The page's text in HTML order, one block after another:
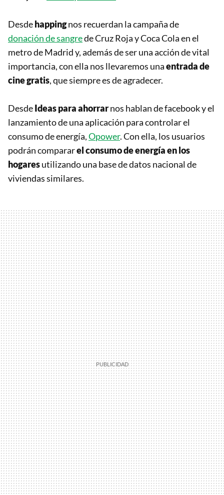
Desdehappingnos recuerdan la campaña de
donación de sangrede Cruz Roja y Coca Cola en el
metro de Madrid y, además de ser una acción de vital
importancia, con ella nos llevaremos unaentrada de
cine gratis, que siempre es de agradecer.
DesdeIdeas para ahorrarnos hablan de facebook y el
lanzamiento de una aplicación para controlar el
consumo de energía,Opower. Con ella, los usuarios
podrán compararel consumo de energía en los
hogaresutilizando una base de datos nacional de
viviendas similares.